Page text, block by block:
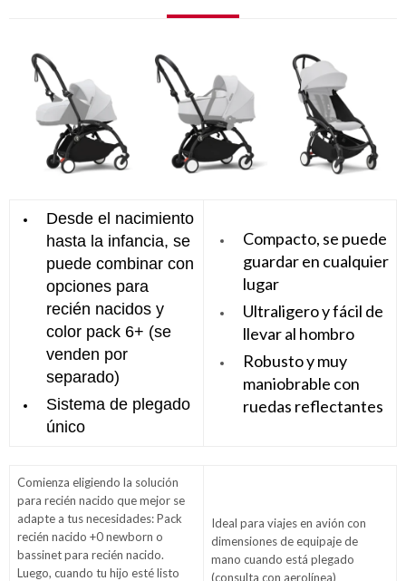
Desde el nacimiento
hasta la infancia, se
puede combinar con
opciones para
recién nacidos y
color pack 6+ (se
venden por
separado)
Sistema de plegado
único
Compacto, se puede
guardar en cualquier
lugar
Ultraligero y fácil de
llevar al hombro
Robusto y muy
maniobrable con
ruedas reflectantes
Comienza eligiendo la solución
para recién nacido que mejor se
adapte a tus necesidades: Pack
recién nacido +0 newborn o
bassinet para recién nacido.
Luego, cuando tu hijo esté listo
Ideal para viajes en avión con
dimensiones de equipaje de
mano cuando está plegado
(consulta con aerolínea)